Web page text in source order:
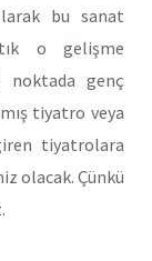
bu sanat
o gelişme
noktada genç
tiyatro veya
tiyatrolara
olacak. Çünkü